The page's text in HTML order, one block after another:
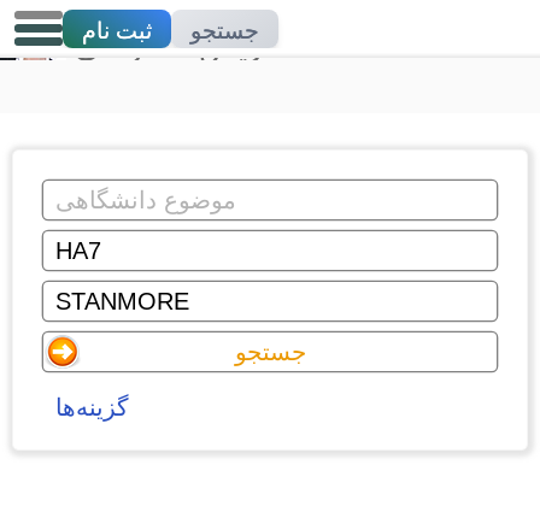
تدریس خصوصی
ثبت نام جستجو
گزینه‌ها